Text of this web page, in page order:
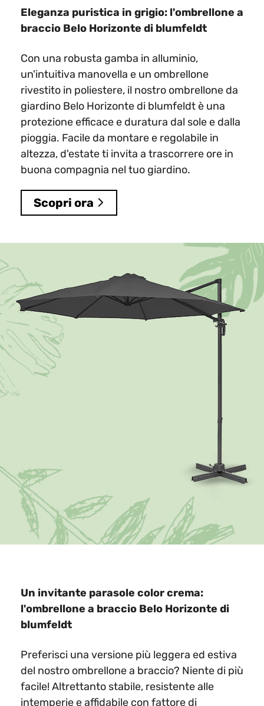
Eleganza puristica in grigio: l'ombrellone a
braccio Belo Horizonte di blumfeldt
Con una robusta gamba in alluminio,
un'intuitiva manovella e un ombrellone
rivestito in poliestere, il nostro ombrellone da
giardino Belo Horizonte di blumfeldt è una
protezione efficace e duratura dal sole e dalla
pioggia. Facile da montare e regolabile in
altezza, d'estate ti invita a trascorrere ore in
buona compagnia nel tuo giardino.
Scopri ora
Un invitante parasole color crema:
l'ombrellone a braccio Belo Horizonte di
blumfeldt
Preferisci una versione più leggera ed estiva
del nostro ombrellone a braccio? Niente di più
facile! Altrettanto stabile, resistente alle
intemperie e affidabile con fattore di